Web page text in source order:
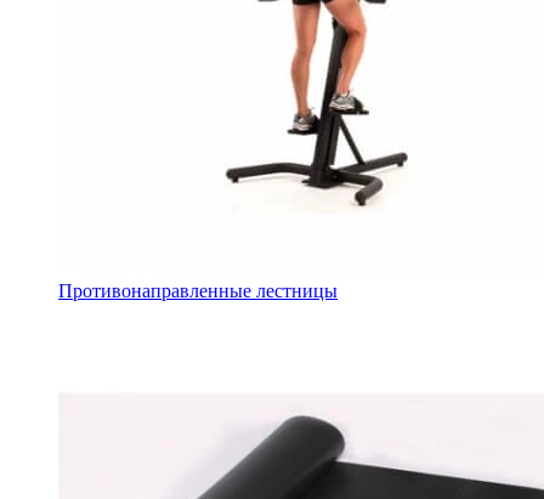
Противонаправленные лестницы